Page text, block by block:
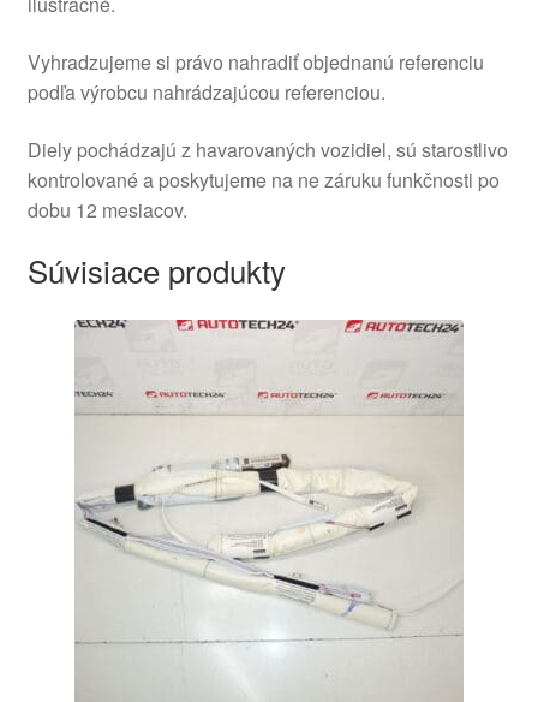
Vyhradzujeme si právo nahradiť objednanú referenciu
podľa výrobcu nahrádzajúcou referenciou.
Diely pochádzajú z havarovaných vozidiel, sú starostlivo
kontrolované a poskytujeme na ne záruku funkčnosti po
dobu 12 mesiacov.
Súvisiace produkty